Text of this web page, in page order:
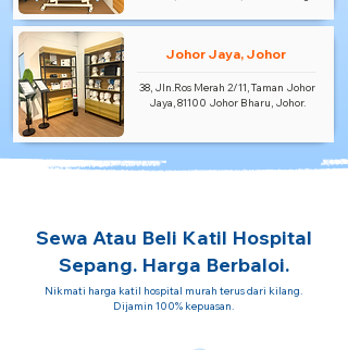
Johor Jaya, Johor
38, Jln.Ros Merah 2/11, Taman Johor
Jaya, 81100 Johor Bharu, Johor.
Sewa Atau Beli Katil Hospital
Sepang. Harga Berbaloi.
Nikmati harga katil hospital murah terus dari kilang.
Dijamin 100% kepuasan.